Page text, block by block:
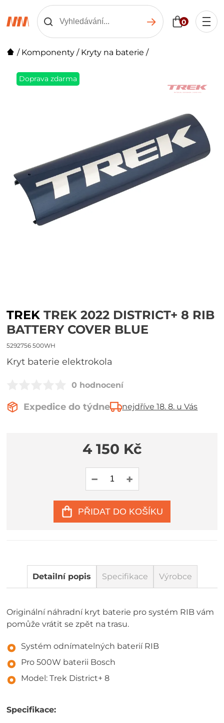
0
/ Komponenty / Kryty na baterie /
Doprava zdarma
TREK TREK 2022 DISTRICT+ 8 RIB
BATTERY COVER BLUE
5292756 500WH
Kryt baterie elektrokola
0 hodnocení
Expedice do týdne nejdříve 18. 8. u Vás
4 150 Kč
PŘIDAT DO KOŠÍKU
Detailní popis Specifikace Výrobce
Originální náhradní kryt baterie pro systém RIB vám
pomůže vrátit se zpět na trasu.
Systém odnímatelných baterií RIB
Pro 500W baterii Bosch
Model: Trek District+ 8
Specifikace: